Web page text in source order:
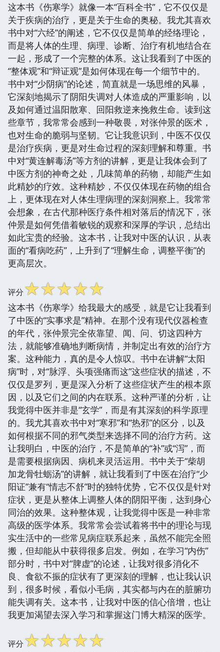
这本书《伤寒学》就像一本“百科全书”，它不仅仅是
关于疾病的治疗，更是关于生命的奥秘。我尤其喜欢
书中对“六经”的阐述，它不仅仅是简单的经络理论，
而是将人体的生理、病理、诊断、治疗有机地结合在
一起，形成了一个完整的体系。这让我看到了中医的
“整体观”和“辩证观”是如何体现在每一个细节中的。
书中对“少阴病”的论述，简直就是一场思维的风暴，
它深刻地揭示了阴阳失调对人体造成的严重影响，以
及如何通过温阳散寒、回阳救逆来挽救生命。读到这
些章节，我常常会感到一种敬畏，对张仲景的医术，
也对生命的脆弱与坚韧。它让我意识到，中医不仅仅
是治疗疾病，更是对生命过程的深刻理解和尊重。书
中对“黄连解毒汤”等方剂的讲解，更是让我体会到了
中医方剂的神奇之处，几味简单的药物，却能产生如
此精妙的疗效。这种精妙，不仅仅体现在药物的组合
上，更体现在对人体生理病理的深刻洞察上。我常常
会想象，在古代那种医疗条件相对落后的情况下，张
仲景是如何凭借着敏锐的观察和深厚的学识，总结出
如此宝贵的经验。这本书，让我对中医的认识，从表
面的“看病吃药”，上升到了“理解生命，调整平衡”的
更高层次。
评分☆☆☆☆☆
这本书《伤寒学》给我最大的感受，就是它让我看到
了中医的“实事求是”精神。在那个没有现代仪器检查
的年代，张仲景完全依靠望、闻、问、切这四种方
法，就能够准确地判断病情，并制定出有效的治疗方
案。这种能力，真的是令人惊叹。书中在讲解“太阳
病”时，对“脉浮、头项强痛而这”这些症状的描述，不
仅仅是罗列，更是深入分析了这些症状产生的根本原
因，以及它们之间的内在联系。这种严谨的分析，让
我觉得中医并非是“玄学”，而是有其深刻的科学原理
的。我尤其喜欢书中对“寒邪”和“热邪”的区分，以及
如何根据不同的邪气类型来选择不同的治疗方药。这
让我明白，中医的治疗，不是简单的“补”或“泻”，而
是需要根据病因、病机来灵活运用。书中关于“柴胡
加龙骨牡蛎汤”的讲解，就让我看到了中医在治疗“少
阳证”兼有“情志不舒”时的独特优势，它不仅仅是针对
症状，更是从整体上调整人体的阴阳平衡，达到身心
同治的效果。这种整体观，让我觉得中医是一种非常
高级的医学体系。我常常会尝试着将书中的理论与现
实生活中的一些常见病症联系起来，虽然不能完全照
搬，但却能从中获得很多启发。例如，在学习“内伤”
部分时，书中对“脾虚”的论述，让我对很多消化不
良、食欲不振的症状有了更深刻的理解，也让我认识
到，很多时候，看似小毛病，其实都与内在的脏腑功
能失调有关。这本书，让我对中医的信心倍增，也让
我更加渴望去深入学习和掌握这门博大精深的医学。
评分☆☆☆☆☆